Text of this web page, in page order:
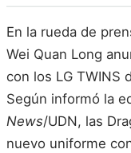
En la rueda de
Wei Quan Long
con los LG TWINS
Según informó la
News/UDN, las
nuevo uniforme